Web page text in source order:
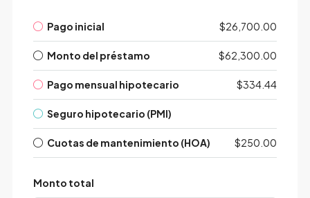
Pago inicial $26,700.00
Monto del préstamo $62,300.00
Pago mensual hipotecario $334.44
Seguro hipotecario (PMI)
Cuotas de mantenimiento (HOA) $250.00
Monto total